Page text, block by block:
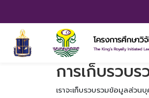
การเก็บรวบ
เราจะเก็บรวบรวมข้อมูลส่